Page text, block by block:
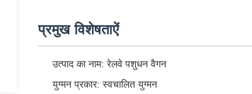
प्रमुख विशेषताऐं
उत्पाद का नाम: रेलवे पशुधन वैगन
युग्मन प्रकार: स्वचालित युग्मन